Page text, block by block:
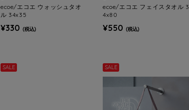
ecoe/エコエ ウォッシュタオ
ル 34x35
¥330 (税込)
ecoe/エコエ フェイスタオル 3
4x80
¥550 (税込)
SALE SALE